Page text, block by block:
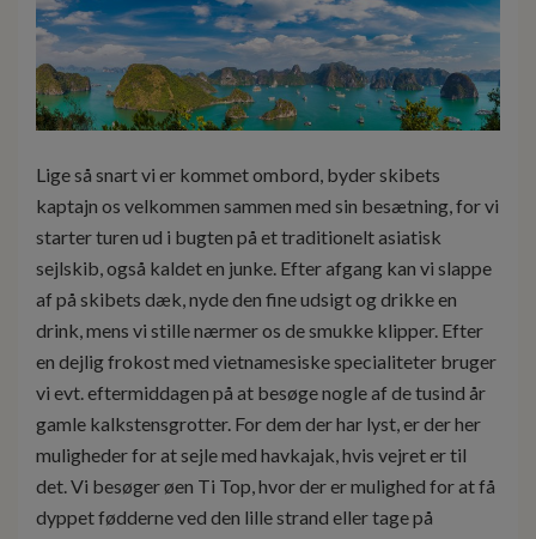
Lige så snart vi er kommet ombord, byder skibets
kaptajn os velkommen sammen med sin besætning, for vi
starter turen ud i bugten på et traditionelt asiatisk
sejlskib, også kaldet en junke. Efter afgang kan vi slappe
af på skibets dæk, nyde den fine udsigt og drikke en
drink, mens vi stille nærmer os de smukke klipper. Efter
en dejlig frokost med vietnamesiske specialiteter bruger
vi evt. eftermiddagen på at besøge nogle af de tusind år
gamle kalkstensgrotter. For dem der har lyst, er der her
muligheder for at sejle med havkajak, hvis vejret er til
det. Vi besøger øen Ti Top, hvor der er mulighed for at få
dyppet fødderne ved den lille strand eller tage på